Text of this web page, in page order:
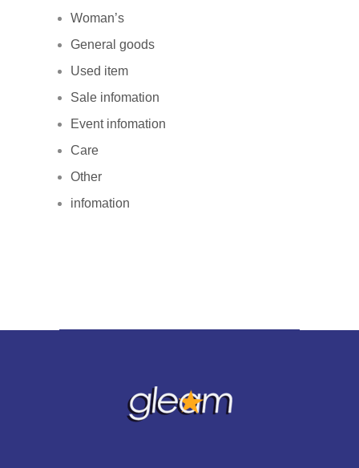
Woman’s
General goods
Used item
Sale infomation
Event infomation
Care
Other
infomation